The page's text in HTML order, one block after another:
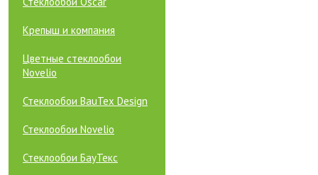
Крепыш и компания
Цветные стеклообои
Novelio
Стеклообои BauTex Design
Стеклообои Novelio
Стеклообои БауТекс